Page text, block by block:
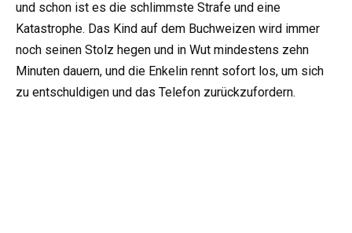
und schon ist es die schlimmste Strafe und eine
Katastrophe. Das Kind auf dem Buchweizen wird immer
noch seinen Stolz hegen und in Wut mindestens zehn
Minuten dauern, und die Enkelin rennt sofort los, um sich
zu entschuldigen und das Telefon zurückzufordern.